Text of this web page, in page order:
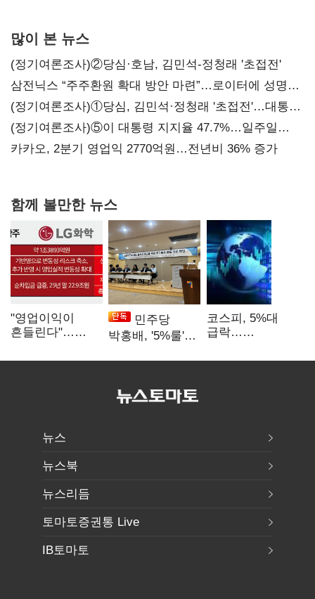
많이 본 뉴스
(정기여론조사)②당심·호남, 김민석-정청래 '초접전'
삼전닉스 “주주환원 확대 방안 마련”…로이터에 성명
보내
(정기여론조사)①당심, 김민석·정청래 '초접전'…대통령
지지도 '50% 아래로'(종합)
(정기여론조사)⑤이 대통령 지지율 47.7%…일주일
만에 다시 40%대
카카오, 2분기 영업익 2770억원…전년비 36% 증가
함께 볼만한 뉴스
"영업이익이
흔들린다"…
18에 취약
민주당
박홍배, '5%룰'
법제화 추진
코스피, 5%대
급락…
발동
뉴스
뉴스북
뉴스리듬
토마토증권통 Live
IB토마토